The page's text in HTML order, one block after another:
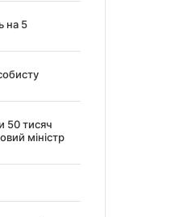
на 5
50 тисяч
міністр